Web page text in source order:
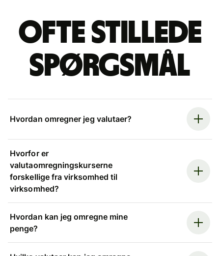
Ofte stillede
spørgsmål
Hvordan omregner jeg valutaer?
Hvorfor er
valutaomregningskurserne
forskellige fra virksomhed til
virksomhed?
Hvordan kan jeg omregne mine
penge?